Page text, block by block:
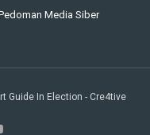
Media Siber
Guide In Election - Cre4tive